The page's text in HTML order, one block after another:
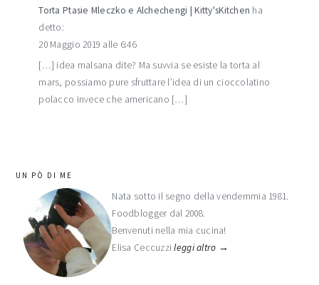
Torta Ptasie Mleczko e Alchechengi | Kitty'sKitchen ha
detto:
20 Maggio 2019 alle 6:46
[…] idea malsana dite? Ma suvvia se esiste la torta al
mars, possiamo pure sfruttare l’idea di un cioccolatino
polacco invece che americano […]
barra
laterale
primaria
UN PÒ DI ME
Nata sotto il segno della vendemmia 1981.
Foodblogger dal 2008.
Benvenuti nella mia cucina!
Elisa Ceccuzzileggi altro →